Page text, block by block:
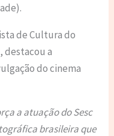
de Cultura do
destacou a
do cinema
a atuação do Sesc
brasileira que